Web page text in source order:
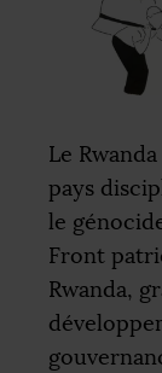
Le
pays
le
Front
Rwanda,